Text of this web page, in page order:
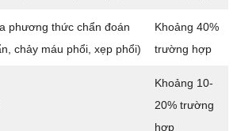
phương thức chẩn đoán
chảy máu phổi, xẹp phổi)
Khoảng 40%
trường hợp
Khoảng 10-
20% trường
hợp